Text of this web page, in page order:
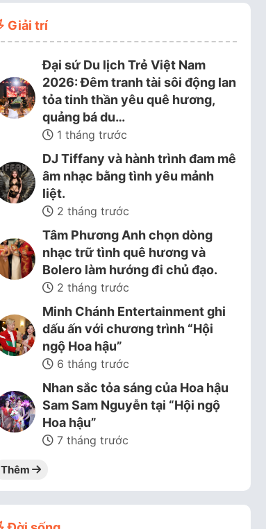
Giải trí
Đại sứ Du lịch Trẻ Việt Nam
2026: Đêm tranh tài sôi động lan
tỏa tinh thần yêu quê hương,
quảng bá du…
1 tháng trước
DJ Tiffany và hành trình đam mê
âm nhạc bằng tình yêu mảnh
liệt.
2 tháng trước
Tâm Phương Anh chọn dòng
nhạc trữ tình quê hương và
Bolero làm hướng đi chủ đạo.
2 tháng trước
Minh Chánh Entertainment ghi
dấu ấn với chương trình “Hội
ngộ Hoa hậu”
6 tháng trước
Nhan sắc tỏa sáng của Hoa hậu
Sam Sam Nguyễn tại “Hội ngộ
Hoa hậu”
7 tháng trước
Thêm